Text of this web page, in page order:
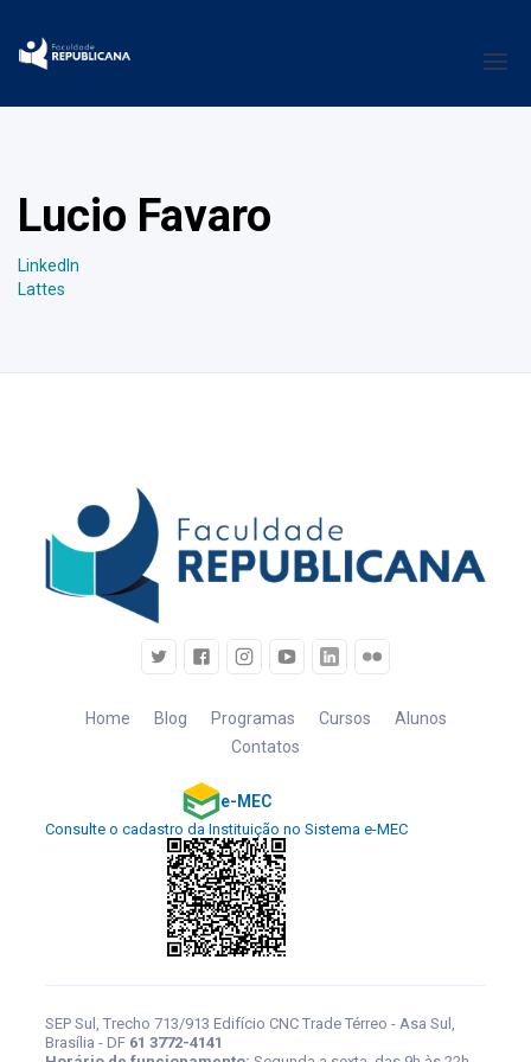
Lucio Favaro
LinkedIn
Lattes
Home Blog Programas Cursos
Alunos
Contatos
e-MEC
Consulte o cadastro da Instituição no Sistema e-MEC
SEP Sul, Trecho 713/913 Edifício CNC Trade Térreo - Asa Sul,
Brasília - DF 61 3772-4141